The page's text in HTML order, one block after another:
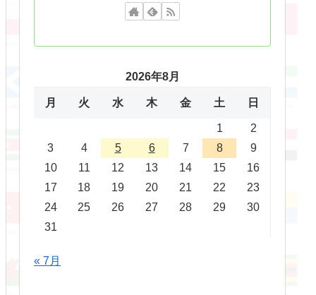
2026年8月
月 火 水 木 金 土 日
1
2
3
4 5 6 7 8
9
10
11 12 13 14 15
16
17
18 19 20 21 22
23
24
25 26 27 28 29
30
31
« 7月